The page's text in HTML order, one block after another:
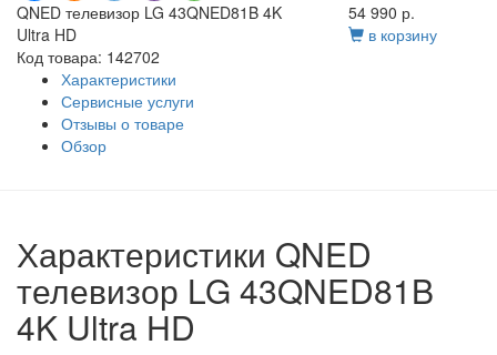
QNED телевизор LG 43QNED81B 4K
Ultra HD
Код товара: 142702
54 990 р.
в корзину
Характеристики
Сервисные услуги
Отзывы о товаре
Обзор
Характеристики QNED
телевизор LG 43QNED81B
4K Ultra HD